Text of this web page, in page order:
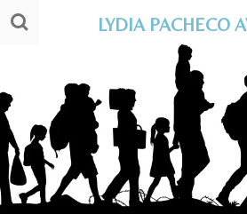
Passer
principal
LYDIA PACHECO